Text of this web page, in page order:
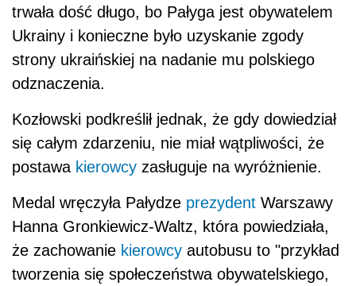
trwała dość długo, bo Pałyga jest obywatelem
Ukrainy i konieczne było uzyskanie zgody
strony ukraińskiej na nadanie mu polskiego
odznaczenia.
Kozłowski podkreślił jednak, że gdy dowiedział
się całym zdarzeniu, nie miał wątpliwości, że
postawa kierowcy zasługuje na wyróżnienie.
Medal wręczyła Pałydze prezydent Warszawy
Hanna Gronkiewicz-Waltz, która powiedziała,
że zachowanie kierowcy autobusu to "przykład
tworzenia się społeczeństwa obywatelskiego,